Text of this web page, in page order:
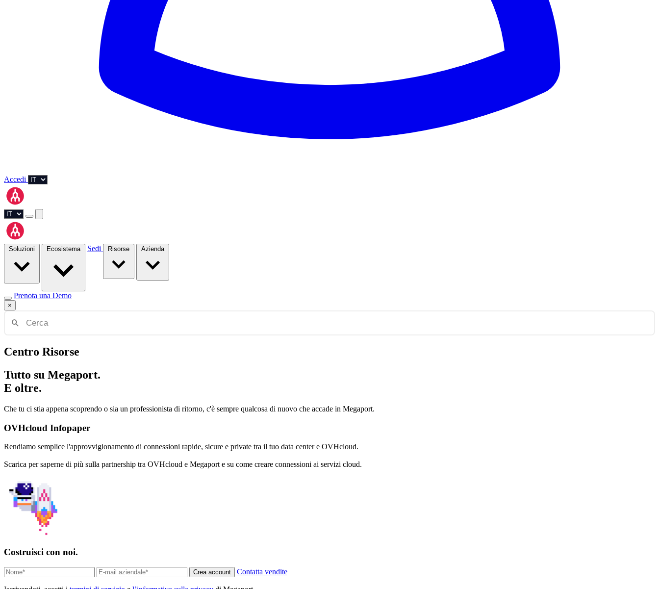
Accedi
Ecosistema Sedi Azienda
Prenota una Demo
×
Centro Risorse
Tutto su Megaport.
E oltre.
Che tu ci stia appena scoprendo o sia un professionista di ritorno, c'è sempre qualcosa di nuovo che accade in Megaport.
OVHcloud Infopaper
Rendiamo semplice l'approvvigionamento di connessioni rapide, sicure e private tra il tuo data center e OVHcloud.
Scarica per saperne di più sulla partnership tra OVHcloud e Megaport e su come creare connessioni ai servizi cloud.
Costruisci con noi.
Crea account Contatta vendite